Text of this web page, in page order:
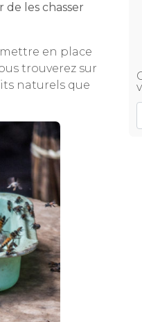
de les chasser
en place
trouverez sur
naturels que